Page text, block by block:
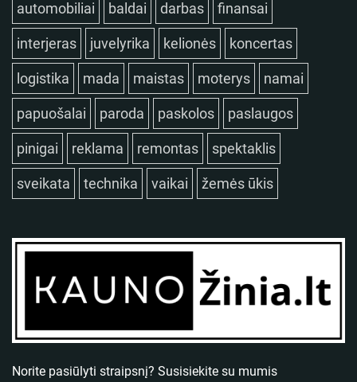
automobiliai baldai darbas finansai
interjeras juvelyrika kelionės koncertas
logistika mada maistas moterys namai
papuošalai paroda paskolos paslaugos
pinigai reklama remontas spektaklis
sveikata technika vaikai žemės ūkis
Norite pasiūlyti straipsnį? Susisiekite su mumis